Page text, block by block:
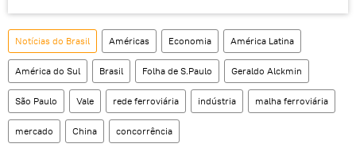
Notícias do Brasil Américas Economia América Latina
América do Sul Brasil Folha de S.Paulo Geraldo Alckmin
São Paulo Vale rede ferroviária indústria malha ferroviária
mercado China concorrência